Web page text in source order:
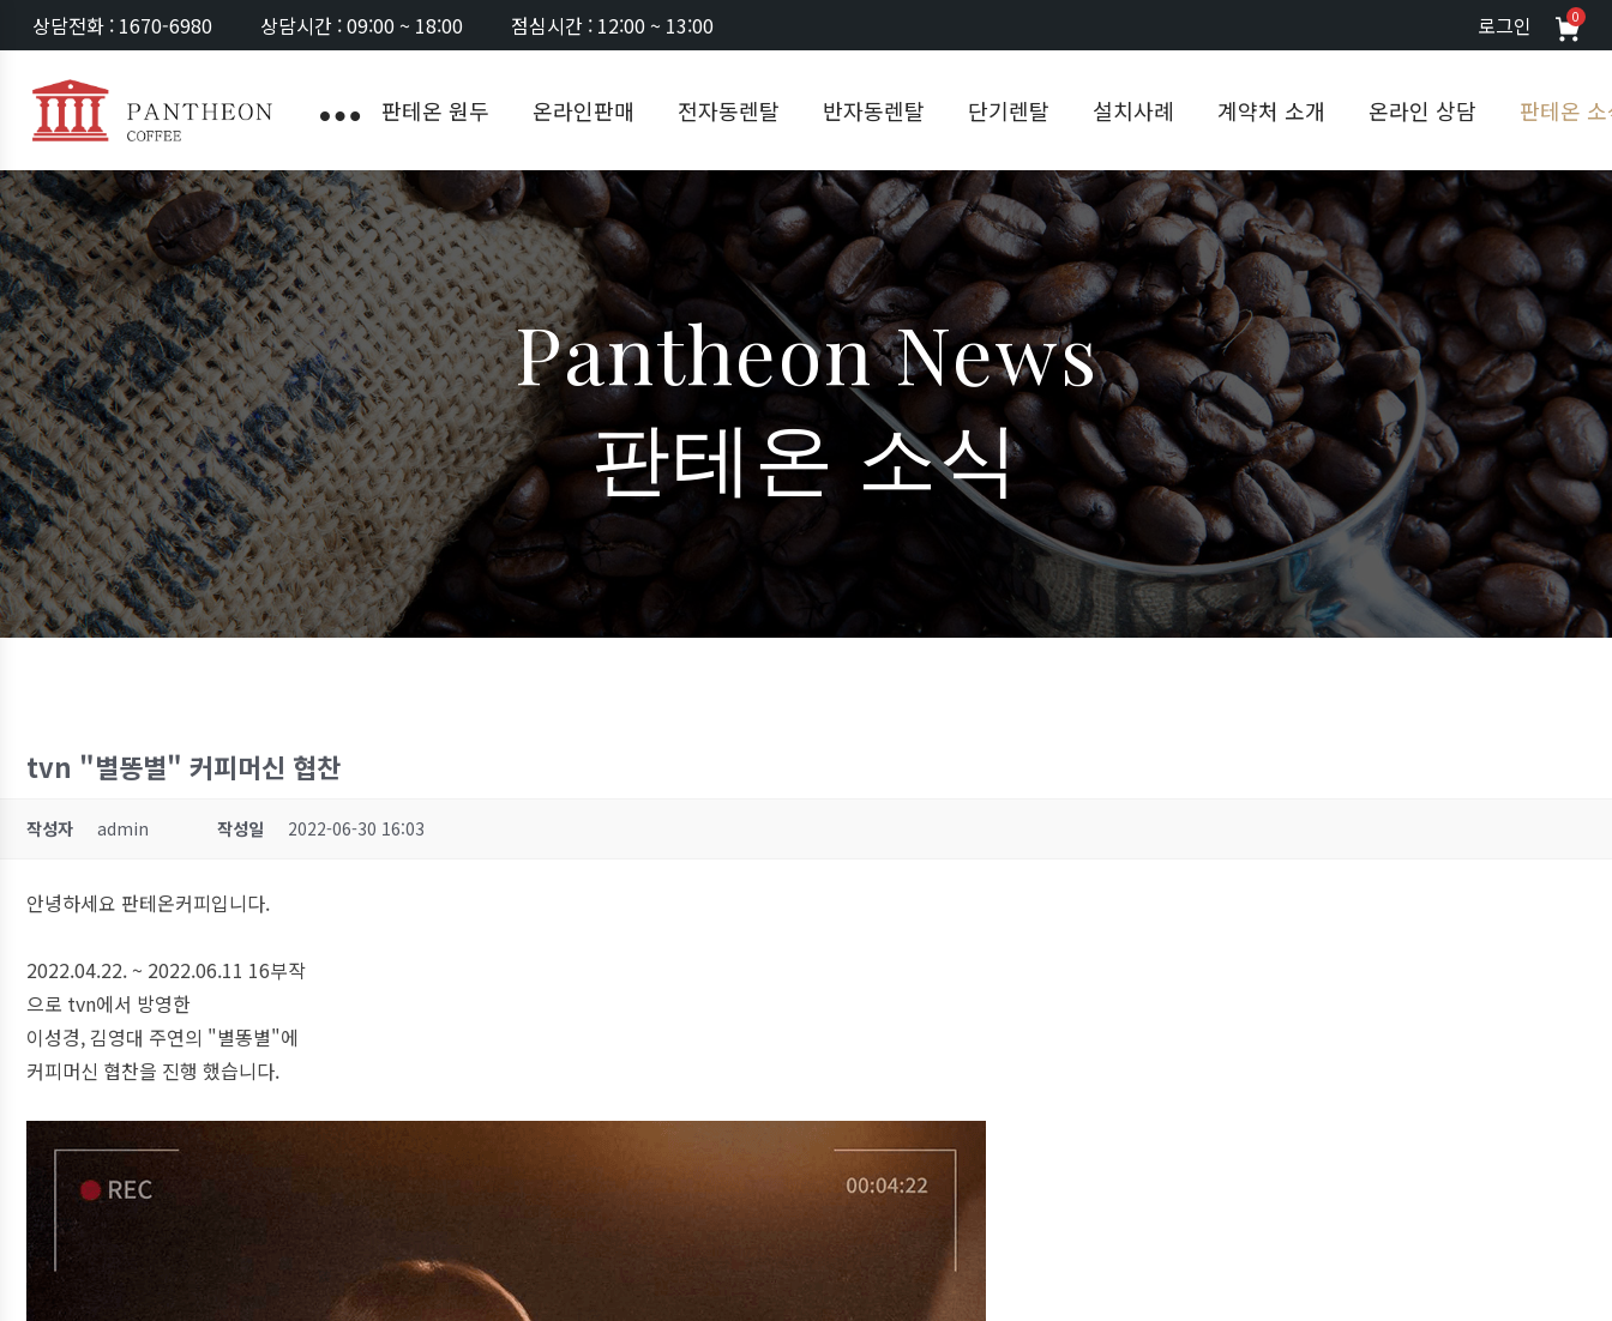
상담전화 : 1670-6980 상담시간 : 09:00 ~ 18:00 점심시간 : 12:00 ~ 13:00 로그인 0
판테온 원두 온라인판매 전자동렌탈 반자동렌탈 단기렌탈 설치사례 계약처 소개 온라인 상담 판테온
Pantheon News
판테온 소식
tvn "별똥별" 커피머신 협찬
작성자 admin 작성일 2022-06-30 16:03
안녕하세요 판테온커피입니다.
2022.04.22. ~ 2022.06.11 16부작
으로 tvn에서 방영한
이성경, 김영대 주연의 "별똥별"에
커피머신 협찬을 진행 했습니다.